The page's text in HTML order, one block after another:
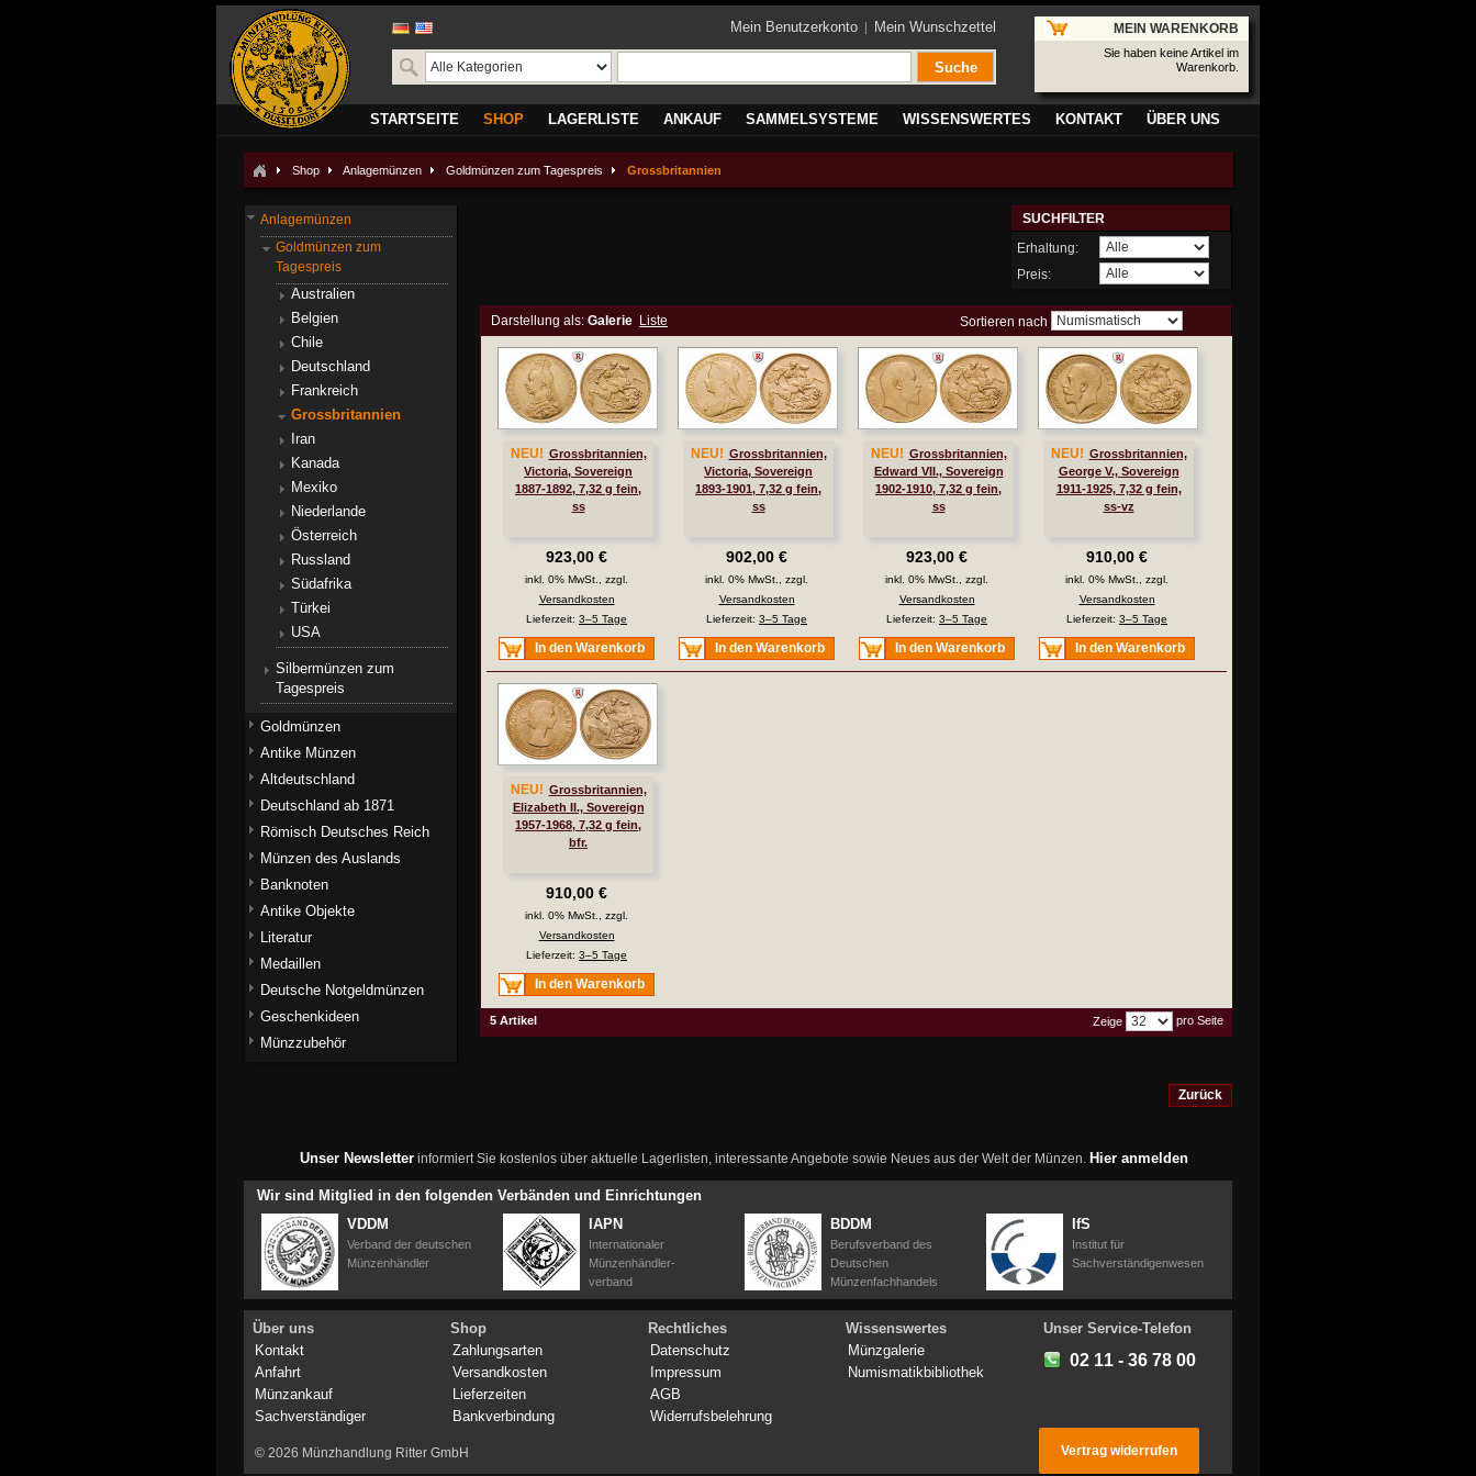
Mein Benutzerkonto Mein Wunschzettel
Suche
MEIN WARENKORB
Sie haben keine Artikel im
Warenkorb.
STARTSEITE SHOP LAGERLISTE ANKAUF SAMMELSYSTEME WISSENSWERTES KONTAKT ÜBER UNS
Shop Anlagemünzen Goldmünzen zum Tagespreis Grossbritannien
SUCHFILTER
Erhaltung:
Preis:
Darstellung als: Galerie Liste Sortieren nach
NEU! Grossbritannien,
Victoria, Sovereign
1887-1892, 7,32 g fein,
ss
923,00 €
inkl. 0% MwSt., zzgl.
Versandkosten
Lieferzeit: 3–5 Tage
In den Warenkorb
NEU! Grossbritannien,
Victoria, Sovereign
1893-1901, 7,32 g fein,
ss
902,00 €
inkl. 0% MwSt., zzgl.
Versandkosten
Lieferzeit: 3–5 Tage
In den Warenkorb
NEU! Grossbritannien,
Edward VII., Sovereign
1902-1910, 7,32 g fein,
ss
923,00 €
inkl. 0% MwSt., zzgl.
Versandkosten
Lieferzeit: 3–5 Tage
In den Warenkorb
NEU! Grossbritannien,
George V., Sovereign
1911-1925, 7,32 g fein,
ss-vz
910,00 €
inkl. 0% MwSt., zzgl.
Versandkosten
Lieferzeit: 3–5 Tage
In den Warenkorb
NEU! Grossbritannien,
Elizabeth II., Sovereign
1957-1968, 7,32 g fein,
bfr.
910,00 €
inkl. 0% MwSt., zzgl.
Versandkosten
Lieferzeit: 3–5 Tage
In den Warenkorb
5 Artikel Zeige pro Seite
Zurück
Anlagemünzen
Goldmünzen zum
Tagespreis
Australien
Belgien
Chile
Deutschland
Frankreich
Grossbritannien
Iran
Kanada
Mexiko
Niederlande
Österreich
Russland
Südafrika
Türkei
USA
Silbermünzen zum
Tagespreis
Goldmünzen
Antike Münzen
Altdeutschland
Deutschland ab 1871
Römisch Deutsches Reich
Münzen des Auslands
Banknoten
Antike Objekte
Literatur
Medaillen
Deutsche Notgeldmünzen
Geschenkideen
Münzzubehör
Unser Newsletterinformiert Sie kostenlos über aktuelle Lagerlisten, interessante Angebote sowie Neues aus der Welt der Münzen. Hier anmelden
Wir sind Mitglied in den folgenden Verbänden und Einrichtungen
VDDM
Verband der deutschen
Münzenhändler
IAPN
Internationaler
Münzenhändler-
verband
BDDM
Berufsverband des
Deutschen
Münzenfachhandels
IfS
Institut für
Sachverständigenwesen
Über uns
Kontakt
Anfahrt
Münzankauf
Sachverständiger
Shop
Zahlungsarten
Versandkosten
Lieferzeiten
Bankverbindung
Rechtliches
Datenschutz
Impressum
AGB
Widerrufsbelehrung
Wissenswertes
Münzgalerie
Numismatikbibliothek
Unser Service-Telefon
02 11 - 36 78 00
© 2026 Münzhandlung Ritter GmbH Vertrag widerrufen